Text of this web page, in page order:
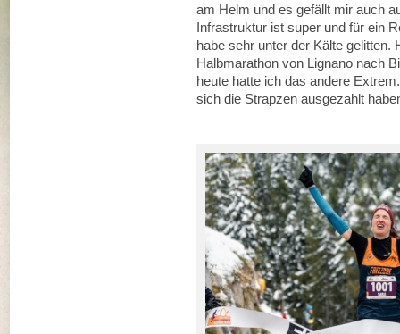
am Helm und es gefällt mir auch
Infrastruktur ist super und für ein
habe sehr unter der Kälte
Halbmarathon von Lignano nach
heute hatte ich das andere
sich die Strapzen ausgezahlt